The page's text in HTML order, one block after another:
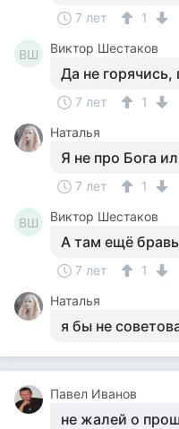
7 лет 1
ВШ Виктор Шестаков
Да не горячись,
7 лет
1
Наталья
Я не про Бога
7 лет 1
ВШ Виктор Шестаков
А там ещё
7 лет
1
Наталья
я бы не
Павел Иванов
не жалей о